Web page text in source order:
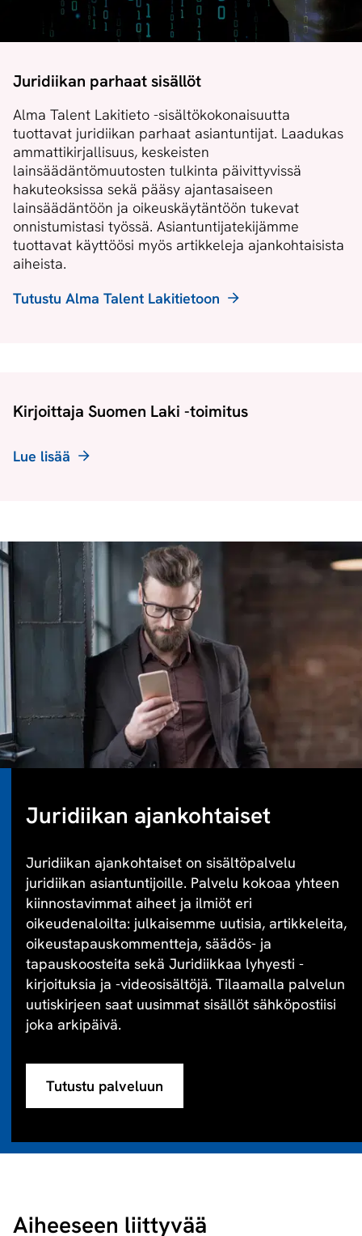
Juridiikan parhaat sisällöt
Alma Talent Lakitieto -sisältökokonaisuutta
tuottavat juridiikan parhaat asiantuntijat. Laadukas
ammattikirjallisuus, keskeisten
lainsäädäntömuutosten tulkinta päivittyvissä
hakuteoksissa sekä pääsy ajantasaiseen
lainsäädäntöön ja oikeuskäytäntöön tukevat
onnistumistasi työssä. Asiantuntijatekijämme
tuottavat käyttöösi myös artikkeleja ajankohtaisista
aiheista.
Tutustu Alma Talent Lakitietoon
Kirjoittaja Suomen Laki -toimitus
Lue lisää
Juridiikan ajankohtaiset
Juridiikan ajankohtaiset on sisältöpalvelu
juridiikan asiantuntijoille. Palvelu kokoaa yhteen
kiinnostavimmat aiheet ja ilmiöt eri
oikeudenaloilta: julkaisemme uutisia, artikkeleita,
oikeustapauskommentteja, säädös- ja
tapauskoosteita sekä Juridiikkaa lyhyesti -
kirjoituksia ja -videosisältöjä. Tilaamalla palvelun
uutiskirjeen saat uusimmat sisällöt sähköpostiisi
joka arkipäivä.
Tutustu palveluun
Aiheeseen liittyvää